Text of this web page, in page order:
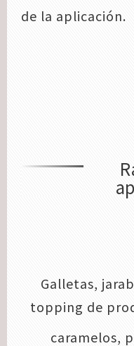
de la aplicación.
Galletas,
topping de
caramelos,